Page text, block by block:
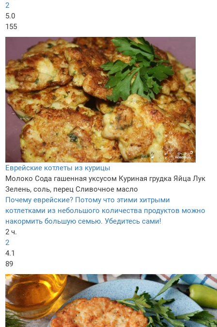
2
5.0
155
Еврейские котлеты из курицы
Молоко Сода гашенная уксусом Куриная грудка Яйца Лук
Зелень, соль, перец Сливочное масло
Почему еврейские? Потому что этими хитрыми
котлетками из небольшого количества продуктов можно
накормить большую семью. Убедитесь сами!
2 ч.
2
4.1
89